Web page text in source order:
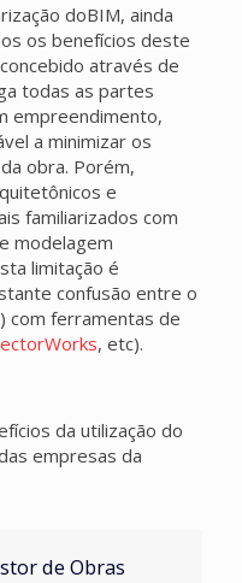
doBIM, ainda
os benefícios deste
através de
todas as partes
empreendimento,
a minimizar os
obra. Porém,
e
familiarizados com
modelagem
limitação é
confusão entre o
com ferramentas de
, etc).
da utilização do
empresas da
de Obras